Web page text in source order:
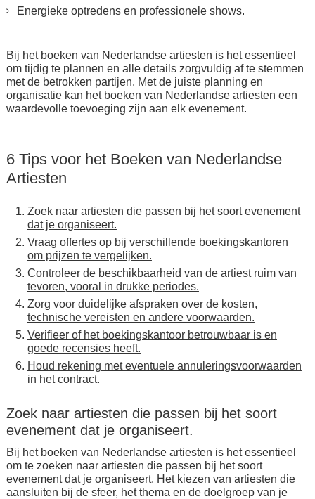
Energieke optredens en professionele shows.
Bij het boeken van Nederlandse artiesten is het essentieel
om tijdig te plannen en alle details zorgvuldig af te stemmen
met de betrokken partijen. Met de juiste planning en
organisatie kan het boeken van Nederlandse artiesten een
waardevolle toevoeging zijn aan elk evenement.
6 Tips voor het Boeken van Nederlandse
Artiesten
Zoek naar artiesten die passen bij het soort evenement
dat je organiseert.
Vraag offertes op bij verschillende boekingskantoren
om prijzen te vergelijken.
Controleer de beschikbaarheid van de artiest ruim van
tevoren, vooral in drukke periodes.
Zorg voor duidelijke afspraken over de kosten,
technische vereisten en andere voorwaarden.
Verifieer of het boekingskantoor betrouwbaar is en
goede recensies heeft.
Houd rekening met eventuele annuleringsvoorwaarden
in het contract.
Zoek naar artiesten die passen bij het soort
evenement dat je organiseert.
Bij het boeken van Nederlandse artiesten is het essentieel
om te zoeken naar artiesten die passen bij het soort
evenement dat je organiseert. Het kiezen van artiesten die
aansluiten bij de sfeer, het thema en de doelgroep van je